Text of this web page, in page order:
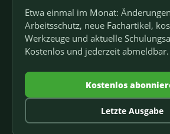
Etwa einmal im Monat:
Arbeitsschutz, neue Fachartikel,
Werkzeuge und aktuelle
Kostenlos und jederzeit abmeldbar.
Kostenlos
Letzte Ausgabe